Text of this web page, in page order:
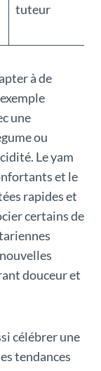
tuteur
à de
une
ou
Le yam
et le
rapides et
certains de
douceur et
célébrer une
tendances